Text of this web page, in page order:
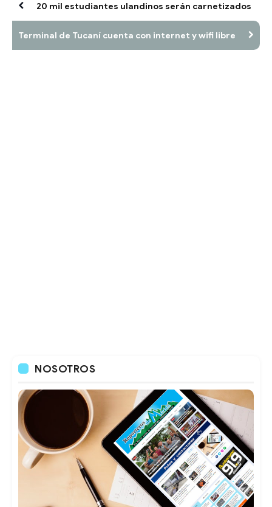
20 mil estudiantes ulandinos serán carnetizados
Terminal de Tucaní cuenta con internet y wifi libre
NOSOTROS